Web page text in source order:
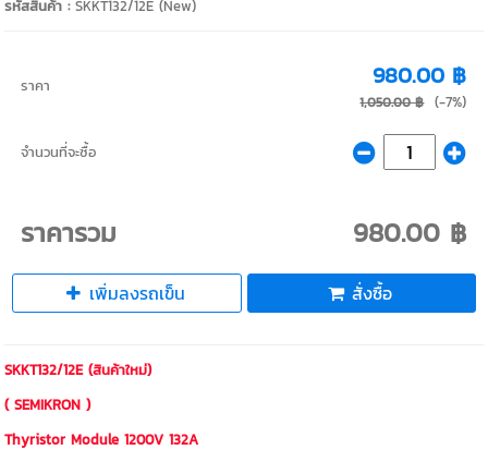
รหัสสินค้า :SKKT132/12E (New)
ราคา 980.00 ฿
1,050.00 ฿ (-7%)
จำนวนที่จะซื้อ
ราคารวม 980.00 ฿
เพิ่มลงรถเข็น สั่งซื้อ
SKKT132/12E (สินค้าใหม่)
( SEMIKRON )
Thyristor Module 1200V 132A